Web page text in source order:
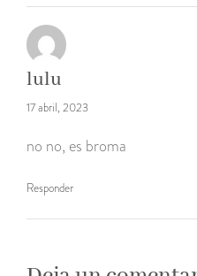
lulu
17 abril, 2023
no no, es broma
Responder